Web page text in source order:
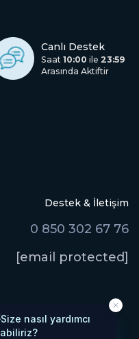
Canlı Destek
Saat 10:00 ile 23:59
Arasında Aktiftir
Destek & İletişim
0 850 302 67 76
[email protected]